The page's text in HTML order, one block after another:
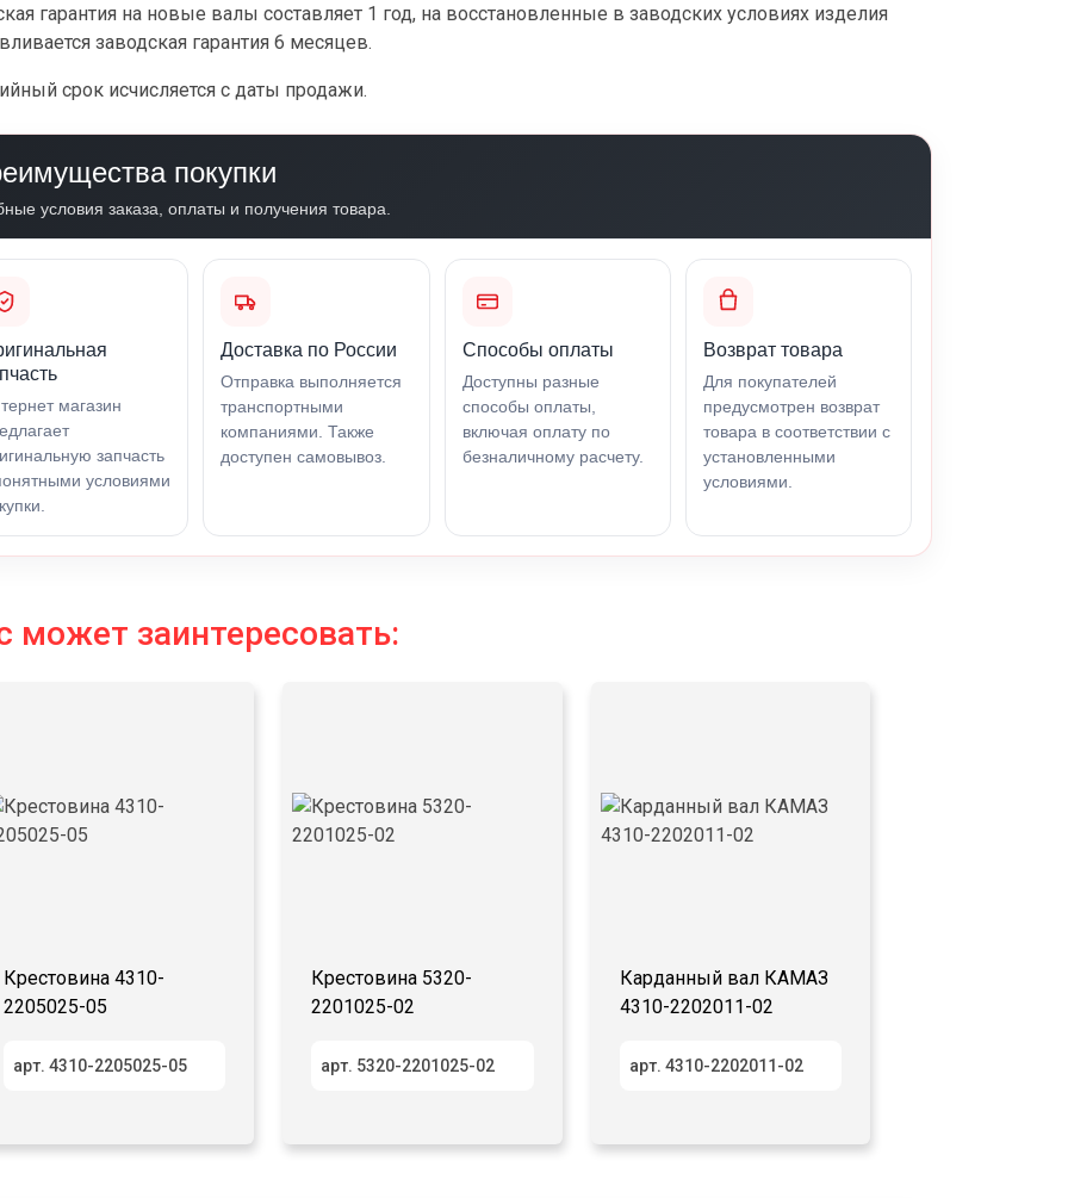
гарантия на новые валы составляет 1 год, на восстановленные в заводских условиях изделия
заводская гарантия 6 месяцев.
срок исчисляется с даты продажи.
покупки
условия заказа, оплаты и получения товара.
магазин
запчасть
условиями
Доставка по России
Отправка выполняется
транспортными
компаниями. Также
доступен самовывоз.
Способы оплаты
Доступны разные
способы оплаты,
включая оплату по
безналичному расчету.
Возврат товара
Для покупателей
предусмотрен возврат
товара в соответствии с
установленными
условиями.
может заинтересовать:
Крестовина 4310-
2205025-05
арт. 4310-2205025-05
Крестовина 5320-
2201025-02
арт. 5320-2201025-02
Карданный вал КАМАЗ
4310-2202011-02
арт. 4310-2202011-02